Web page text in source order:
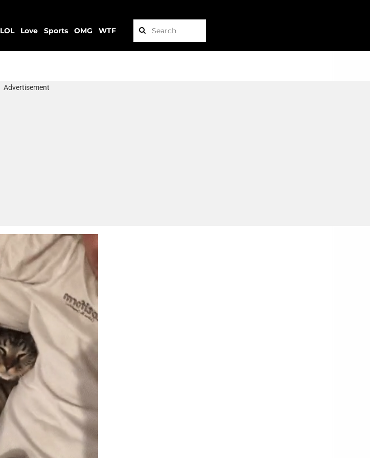
LOL Love Sports OMG WTF
Advertisement